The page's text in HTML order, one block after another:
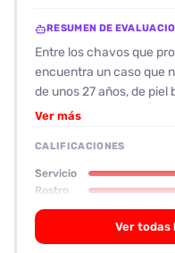
RESUMEN DE
Entre los chavos que
encuentra un caso que
de unos 27 años, de
de 1,57 m) y con una
en las fotos pero su
modesta, sin maquillaje
para cámara que para la
experiencia fue muy
indicaciones sin entrar
“dedear” ni usar saliva
Ver más
CALIFICACIONES
Servicio
Rostro
Ver todas